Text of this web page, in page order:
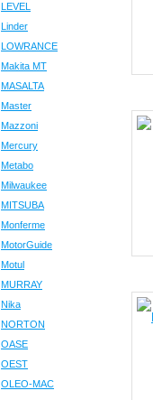
LEVEL
Linder
LOWRANCE
Makita MT
MASALTA
Master
Mazzoni
Mercury
Metabo
Milwaukee
MITSUBA
Monferme
MotorGuide
Motul
MURRAY
Nika
NORTON
OASE
OEST
OLEO-MAC